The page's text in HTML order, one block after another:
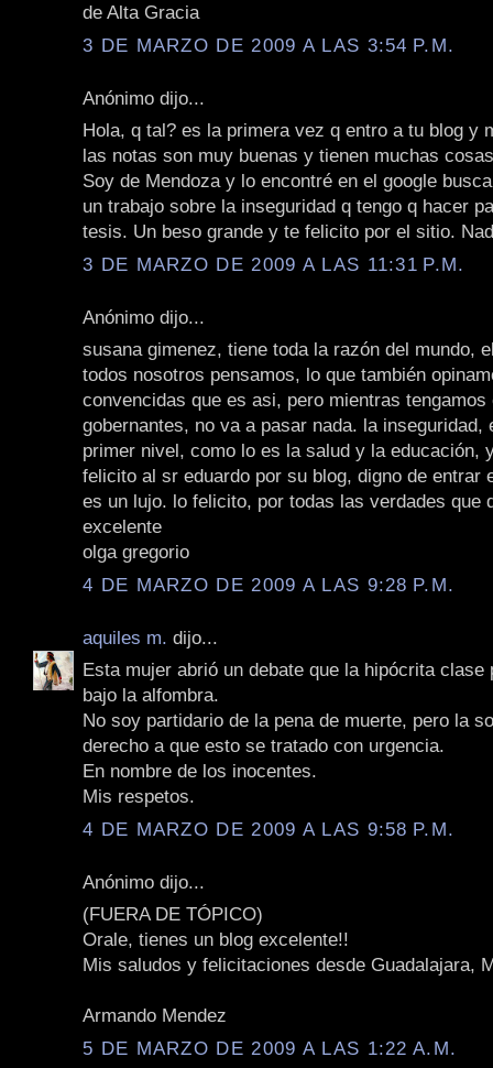
de Alta Gracia
3 DE MARZO DE 2009 A LAS 3:54 P.M.
Anónimo dijo...
Hola, q tal? es la primera vez q entro a tu blog y
las notas son muy buenas y tienen muchas
Soy de Mendoza y lo encontré en el google
un trabajo sobre la inseguridad q tengo q hacer
tesis. Un beso grande y te felicito por el sitio.
3 DE MARZO DE 2009 A LAS 11:31 P.M.
Anónimo dijo...
susana gimenez, tiene toda la razón del mundo,
todos nosotros pensamos, lo que también
convencidas que es asi, pero mientras
gobernantes, no va a pasar nada. la inseguridad,
primer nivel, como lo es la salud y la educación,
felicito al sr eduardo por su blog, digno de entrar
es un lujo. lo felicito, por todas las verdades que
excelente
olga gregorio
4 DE MARZO DE 2009 A LAS 9:28 P.M.
aquiles m. dijo...
Esta mujer abrió un debate que la hipócrita clase
bajo la alfombra.
No soy partidario de la pena de muerte, pero la
derecho a que esto se tratado con urgencia.
En nombre de los inocentes.
Mis respetos.
4 DE MARZO DE 2009 A LAS 9:58 P.M.
Anónimo dijo...
(FUERA DE TÓPICO)
Orale, tienes un blog excelente!!
Mis saludos y felicitaciones desde Guadalajara,
Armando Mendez
5 DE MARZO DE 2009 A LAS 1:22 A.M.